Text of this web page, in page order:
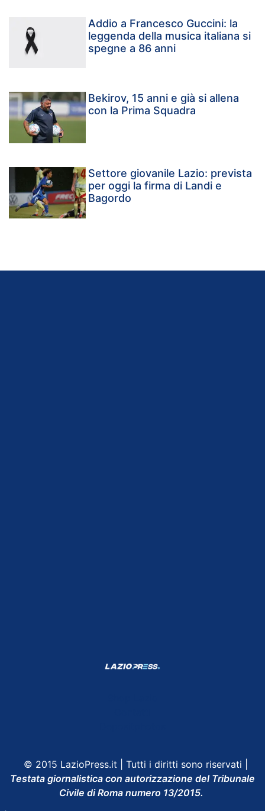
Addio a Francesco Guccini: la
leggenda della musica italiana si
spegne a 86 anni
Bekirov, 15 anni e già si allena
con la Prima Squadra
Settore giovanile Lazio: prevista
per oggi la firma di Landi e
Bagordo
© 2015 LazioPress.it | Tutti i diritti sono riservati |
Testata giornalistica con autorizzazione del Tribunale
Civile di Roma numero 13/2015.